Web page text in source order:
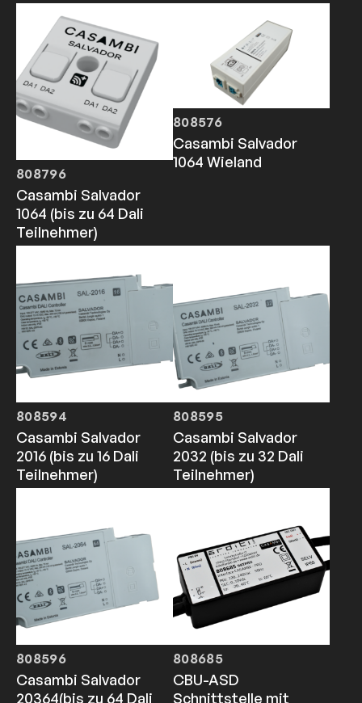
808796
Casambi Salvador
1064 (bis zu 64 Dali
Teilnehmer)
808576
Casambi Salvador
1064 Wieland
808594
Casambi Salvador
2016 (bis zu 16 Dali
Teilnehmer)
808595
Casambi Salvador
2032 (bis zu 32 Dali
Teilnehmer)
808596
Casambi Salvador
20364(bis zu 64 Dali
808685
CBU-ASD
Schnittstelle mit